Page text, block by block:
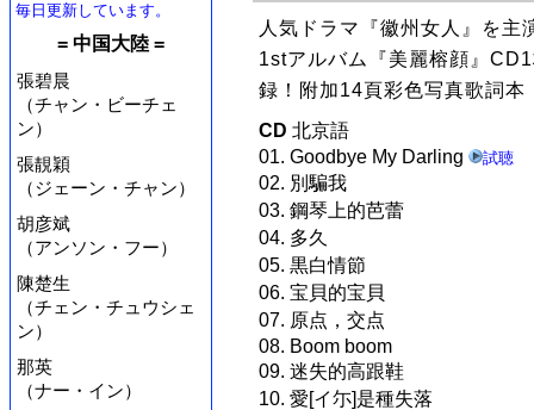
毎日更新しています。
= 中国大陸 =
張碧晨
（チャン・ビーチェ
ン）
張靚穎
（ジェーン・チャン）
胡彦斌
（アンソン・フー）
陳楚生
（チェン・チュウシェ
ン）
那英
（ナー・イン）
人気ドラマ『徽州女人』を
1stアルバム『美麗榕顔』
録！附加14頁彩色写真歌詞本
CD 北京語
01. Goodbye My Darling
試聴
02. 別騙我
03. 鋼琴上的芭蕾
04. 多久
05. 黒白情節
06. 宝貝的宝貝
07. 原点，交点
08. Boom boom
09. 迷失的高跟鞋
10. 愛[イ尓]是種失落